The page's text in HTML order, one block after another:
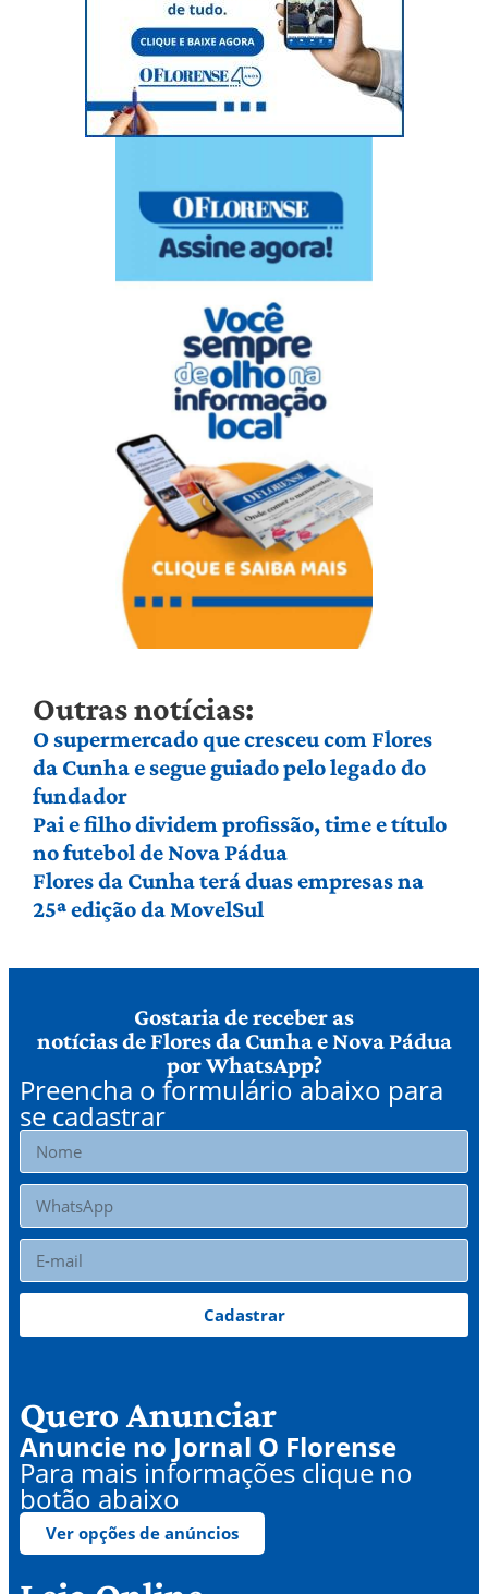
Outras notícias:
O supermercado que cresceu com Flores
da Cunha e segue guiado pelo legado do
fundador
Pai e filho dividem profissão, time e título
no futebol de Nova Pádua
Flores da Cunha terá duas empresas na
25ª edição da MovelSul
Gostaria de receber as
notícias de Flores da Cunha e Nova Pádua
por WhatsApp?
Preencha o formulário abaixo para
se cadastrar
Cadastrar
Quero Anunciar
Anuncie no Jornal O Florense
Para mais informações clique no
botão abaixo
Ver opções de anúncios